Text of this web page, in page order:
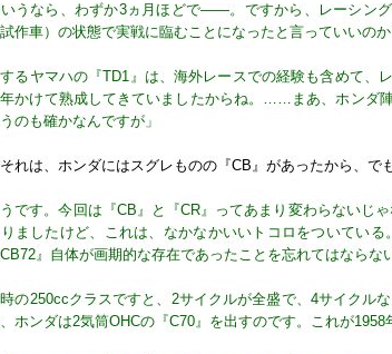
うなら、わずか3ヵ月ほどで――。ですから、レーシン
作車）の状態で実戦に臨むことになったと言っていいのか
するヤマハの『TD1』は、海外レースでの経験も含めて、
かけて熟成してきていましたからね。……まあ、ホンダ
のも確かなんですが」
は、ホンダにはスグレものの『CB』があったから、で
うです。今回は『CB』と『CR』ってあまり変わらないじ
ましたけど、これは、なかなかいいトコロをついている
』自体が画期的な存在であったことを忘れてはならな
時の250ccクラスですと、2サイクルが全盛で、4サイクル
ホンダは2気筒OHCの『C70』を出すのです。これが1958